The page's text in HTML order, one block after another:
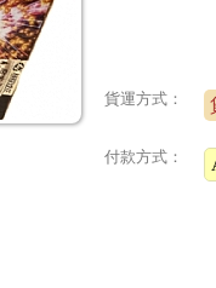
貨運方式：
付款方式：